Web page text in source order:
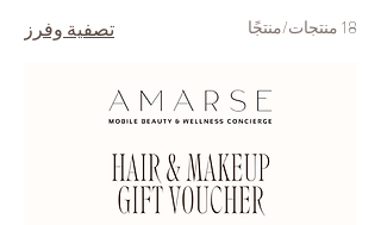
18 منتجات/منتجًا تصفية وفرز